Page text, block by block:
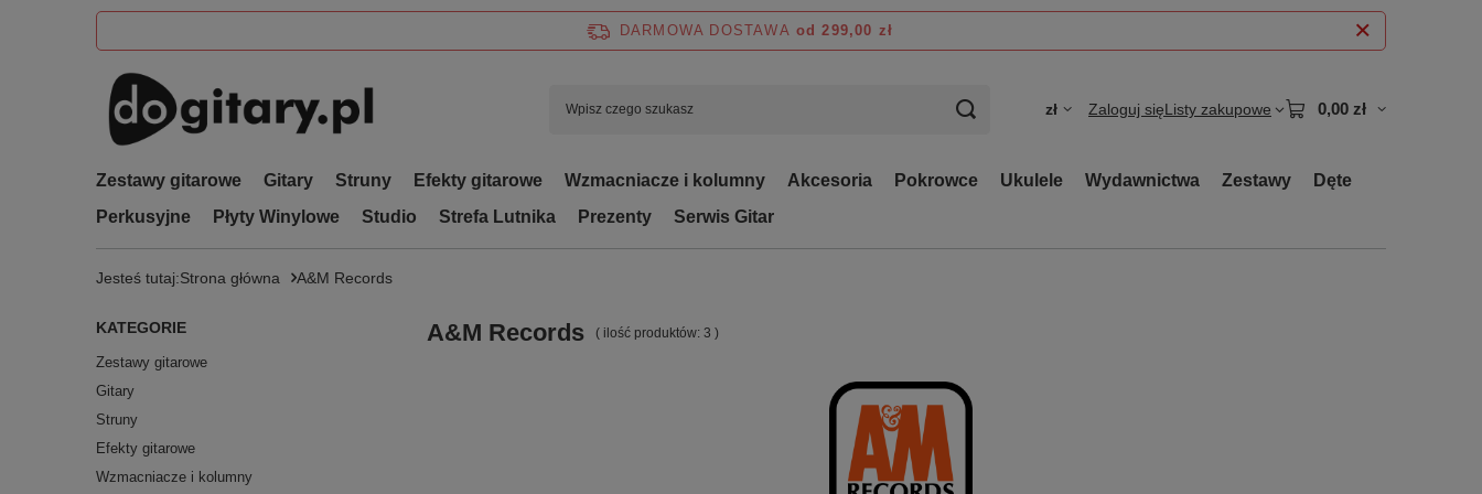
DARMOWA DOSTAWA od 299,00 zł
zł Zaloguj sięListy zakupowe 0,00 zł
Zestawy gitarowe Gitary Struny Efekty gitarowe Wzmacniacze i kolumny Akcesoria Pokrowce Ukulele Wydawnictwa Zestawy
Dęte
Perkusyjne
Płyty Winylowe Studio Strefa Lutnika Prezenty Serwis Gitar
Jesteś tutaj:Strona główna A&M Records
KATEGORIE
Zestawy gitarowe
Gitary
Struny
Efekty gitarowe
Wzmacniacze i kolumny
A&M Records ( ilość produktów: 3 )